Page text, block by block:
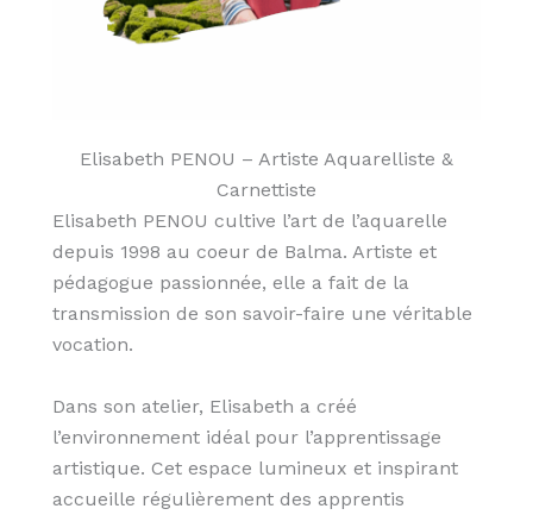
Elisabeth PENOU – Artiste Aquarelliste &
Carnettiste
Elisabeth PENOU cultive l’art de l’aquarelle
depuis 1998 au coeur de Balma. Artiste et
pédagogue passionnée, elle a fait de la
transmission de son savoir-faire une véritable
vocation.
Dans son atelier, Elisabeth a créé
l’environnement idéal pour l’apprentissage
artistique. Cet espace lumineux et inspirant
accueille régulièrement des apprentis